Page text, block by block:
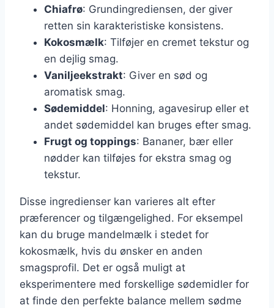
Chiafrø: Grundingrediensen, der giver
retten sin karakteristiske konsistens.
Kokosmælk: Tilføjer en cremet tekstur og
en dejlig smag.
Vaniljeekstrakt: Giver en sød og
aromatisk smag.
Sødemiddel: Honning, agavesirup eller et
andet sødemiddel kan bruges efter smag.
Frugt og toppings: Bananer, bær eller
nødder kan tilføjes for ekstra smag og
tekstur.
Disse ingredienser kan varieres alt efter
præferencer og tilgængelighed. For eksempel
kan du bruge mandelmælk i stedet for
kokosmælk, hvis du ønsker en anden
smagsprofil. Det er også muligt at
eksperimentere med forskellige sødemidler for
at finde den perfekte balance mellem sødme